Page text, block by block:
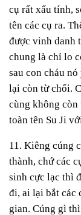
cụ rất xấu tính,
tên các cụ ra.
được vinh danh
chung là chỉ lo
sau con cháu
lại còn từ chối.
cùng không còn
toàn tên Su Ji
11. Kiêng cúng
thành, chứ các
sinh cực lạc thì
đi, ai lại bắt các
gian. Cúng gì